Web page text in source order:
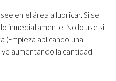
en el área a lubricar. Si se
inmediatamente. No lo use si
aplicando una
aumentando la cantidad